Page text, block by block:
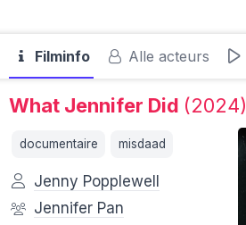
Filminfo Alle acteurs
What Jennifer Did (2024)
documentaire misdaad
Jenny Popplewell
Jennifer Pan